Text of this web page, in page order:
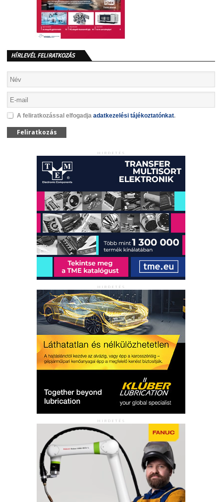
HÍRLEVÉL FELIRATKOZÁS
A feliratkozással elfogadja adatkezelési tájékoztatónkat.
Feliratkozás
HIRDETÉS
HIRDETÉS
HIRDETÉS